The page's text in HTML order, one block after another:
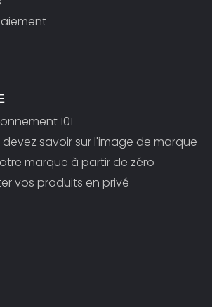
101
savoir sur l'image de marque
marque à partir de zéro
vos produits en privé